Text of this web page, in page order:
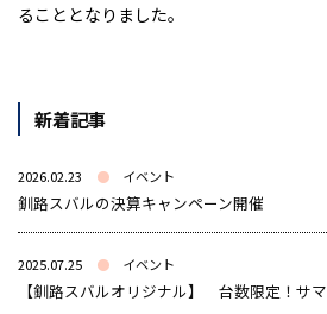
ることとなりました。
新着記事
2026.02.23 イベント
釧路スバルの決算キャンペーン開催
2025.07.25 イベント